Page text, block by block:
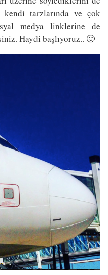
tarzlarında ve çok
medya linklerine de
Haydi başlıyoruz.. 🙂